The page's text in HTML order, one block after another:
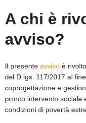
A chi è
avviso?
Il presente avviso è
del D.lgs. 117/2017 al
coprogettazione e
pronto intervento sociale
condizioni di povertà